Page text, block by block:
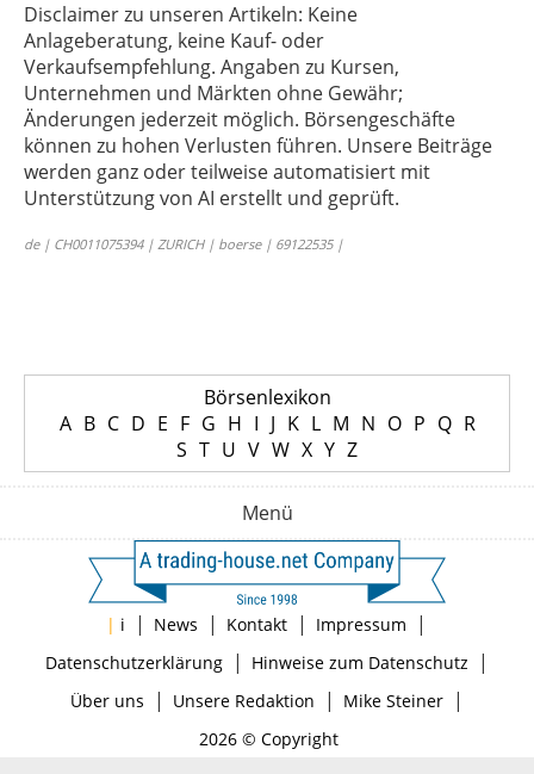
Disclaimer zu unseren Artikeln: Keine
Anlageberatung, keine Kauf- oder
Verkaufsempfehlung. Angaben zu Kursen,
Unternehmen und Märkten ohne Gewähr;
Änderungen jederzeit möglich. Börsengeschäfte
können zu hohen Verlusten führen. Unsere Beiträge
werden ganz oder teilweise automatisiert mit
Unterstützung von AI erstellt und geprüft.
de | CH0011075394 | ZURICH | boerse | 69122535 |
Börsenlexikon
A B C D E F G H I J K L M N O P Q R
S T U V W X Y Z
Menü
| i | News | Kontakt | Impressum |
Datenschutzerklärung| Hinweise zum Datenschutz |
Über uns | Unsere Redaktion | Mike Steiner|
2026 © Copyright